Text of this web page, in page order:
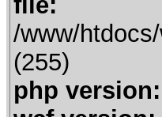
/www/
(255)
php version: